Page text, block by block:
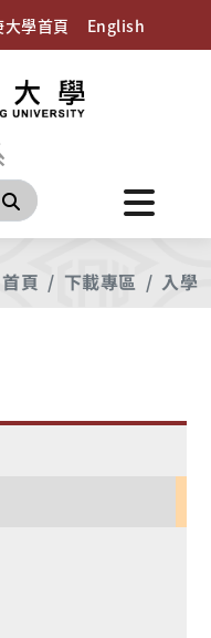
大學首頁 English
搜尋
首頁 下載專區 入學